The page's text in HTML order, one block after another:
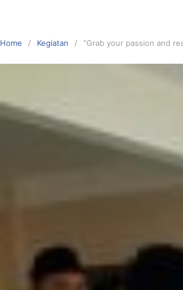
Home Kegiatan “Grab your passion and